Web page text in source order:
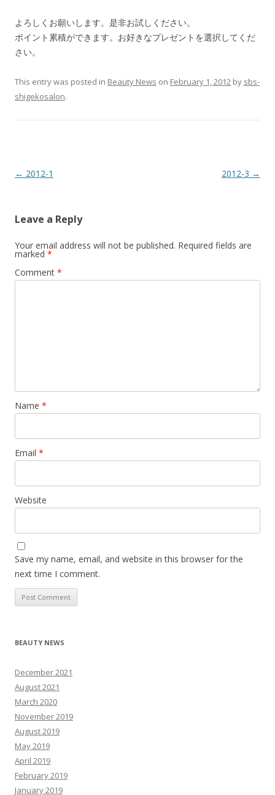
よろしくお願いします。是非お試しください。
ポイント累積ができます。お好きなプレゼントを選択してくだ
さい。
This entry was posted in Beauty News on February 1, 2012 by sbs-
shigekosalon.
Post
← 2012-1 2012-3 →
Leave a Reply
Your email address will not be published. Required fields are
marked *
Comment *
Name *
Email *
Website
Save my name, email, and website in this browser for the
next time I comment.
BEAUTY NEWS
December 2021
August 2021
March 2020
November 2019
August 2019
May 2019
April 2019
February 2019
January 2019